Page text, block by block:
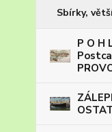
Sbírky,
P O H